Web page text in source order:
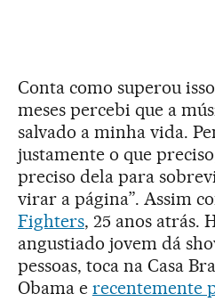
Conta como superou
meses percebi que a
salvado a minha vida.
justamente o que
preciso dela para
virar a página”. Assim
Fighters, 25 anos atrás.
angustiado jovem dá
pessoas, toca na Casa
Obama e recentemente